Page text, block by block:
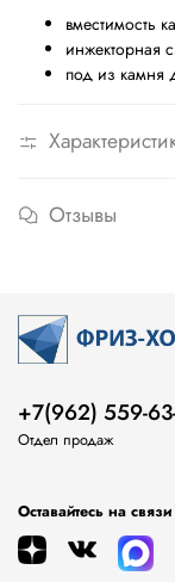
вместимость
инжекторная
под из камня
Отзывы
+7(962) 559-
Отдел продаж
Оставайтесь на связи